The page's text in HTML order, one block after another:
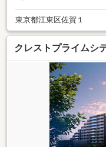
東京都江東区佐賀１
クレストプライム